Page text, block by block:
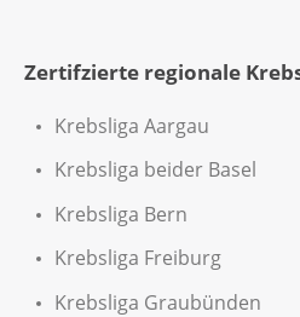
Zertifzierte regionale
Krebsliga Aargau
Krebsliga beider Basel
Krebsliga Bern
Krebsliga Freiburg
Krebsliga Graubünden